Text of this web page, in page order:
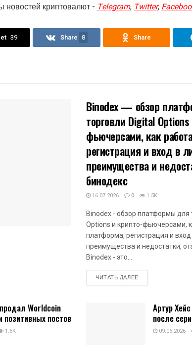
новостей криптовалют - Telegram, Twitter,
39 Share 8 Share
Binodex — обзор
торговли Digital
фьючерсами, как
регистрация и вход в
преимущества и
бинодекс
16.07.2026 0 1.5K
Binodex - обзор платформы для
Options и крипто-фьючерсами,
платформа, регистрация и
преимущества и недостатки,
Binodex - это...
ЧИТАТЬ ДАЛЕЕDETAILS
Worldcoin
позитивных постов
1.6K
Артур
после
09.06.2026